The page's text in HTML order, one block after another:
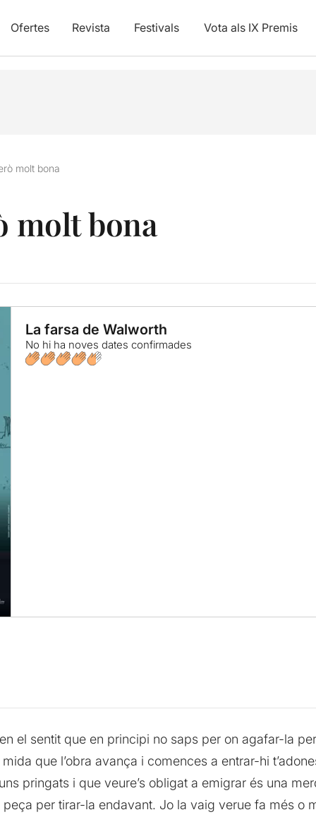
Ofertes Revista Festivals Vota als IX Premis
molt bona
molt bona
La farsa de Walworth
No hi ha noves dates confirmades
el sentit que en principi no saps per on agafar-la
que l’obra avança i comences a entrar-hi
pringats i que veure’s obligat a emigrar és una
per tirar-la endavant. Jo la vaig verue fa més o